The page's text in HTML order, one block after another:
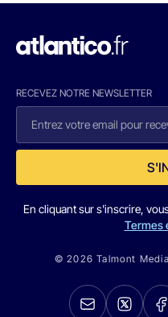
RECEVEZ NOTRE NEWSLETTER
En cliquant sur s'inscrire,
Termes
© 2026 Talmont